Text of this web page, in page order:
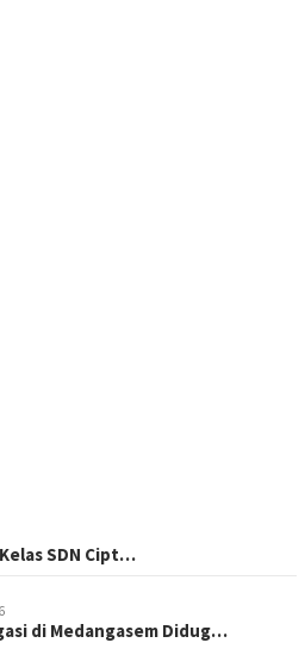
SDN Cipt…
di Medangasem Didug…